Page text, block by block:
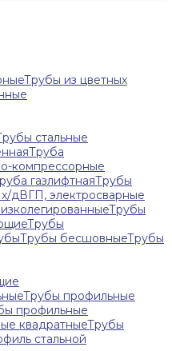
Трубы из цветных
стальные
Труба
компрессорные
газлифтнаяТрубы
дВГП, электросварные
Трубы
Трубы
Трубы бесшовныеТрубы
Трубы профильные
профильные
квадратныеТрубы
стальной